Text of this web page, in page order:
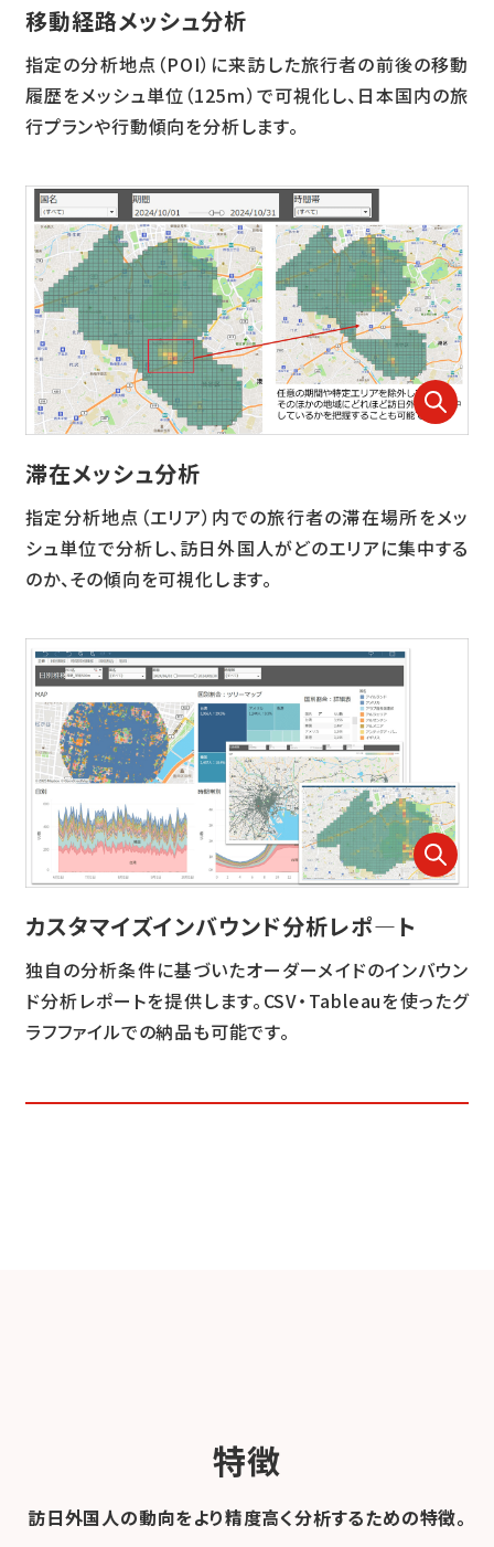
移動経路メッシュ分析
指定の分析地点（POI）に来訪した旅行者の前後の移動
履歴をメッシュ単位（125ｍ）で可視化し、日本国内の旅
行プランや行動傾向を分析します。
滞在メッシュ分析
指定分析地点（エリア）内での旅行者の滞在場所をメッ
シュ単位で分析し、訪日外国人がどのエリアに集中する
のか、その傾向を可視化します。
カスタマイズインバウンド分析レポ―ト
独自の分析条件に基づいたオーダーメイドのインバウン
ド分析レポートを提供します。CSV・Tableauを使ったグ
ラフファイルでの納品も可能です。
特徴
訪日外国人の動向をより精度高く分析するための特徴。